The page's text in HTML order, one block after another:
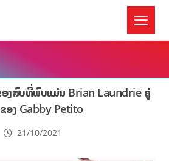
ງສົບທີ່ພົບແມ່ນ Brian Laundrie ຄູ່
ງ Gabby Petito
21/10/2021